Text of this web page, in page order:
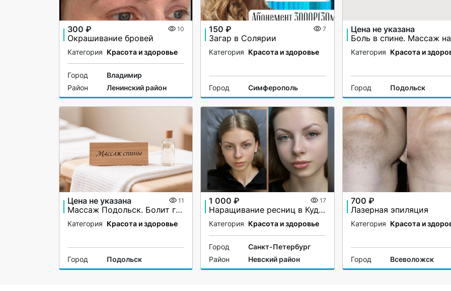
300 ₽ 10
Окрашивание бровей
Категория Красота и здоровье
Город
Владимир
Район
Ленинский район
150 ₽ 7
Загар в Солярии
Категория Красота и здоровье
Город Симферополь
Цена не указана
Категория Красота и
Город Подольск
Цена не указана 11
Массаж Подольск. Болит грудь при вдохе? Межрёберная невралгия?
Категория Красота и здоровье
Город Подольск
1 000 ₽ 17
Наращивание ресниц в Кудрово
Категория Красота и здоровье
Город
Санкт-Петербург
Район
Невский район
700 ₽
Лазерная эпиляция
Категория Красота и
Город Всеволожск